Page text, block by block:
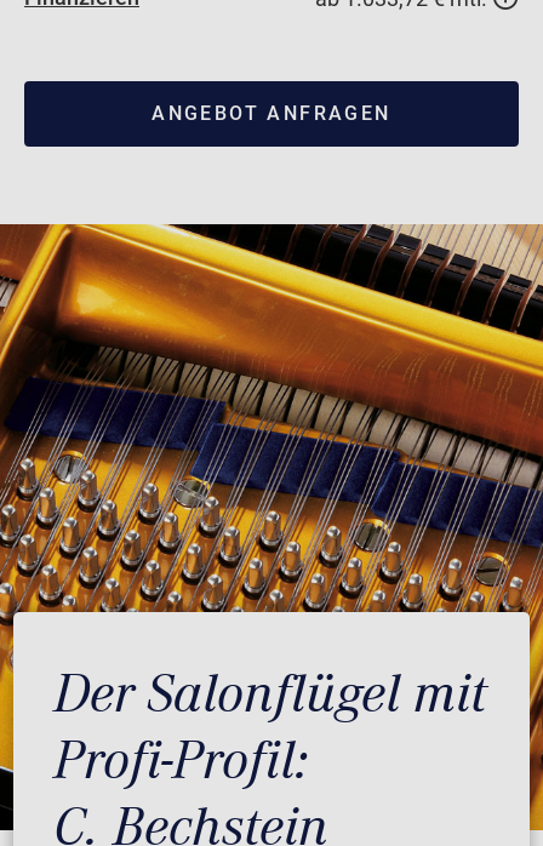
ANGEBOT ANFRAGEN
Der Salonflügel mit
Profi-Profil:
C. Bechstein